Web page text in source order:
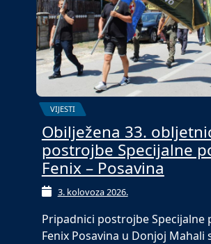
VIJESTI
Obilježena 33.
postrojbe Specijalne
Fenix – Posavina
3. kolovoza 2026.
Pripadnici postrojbe Specijalne
Fenix Posavina u Donjoj Mahali